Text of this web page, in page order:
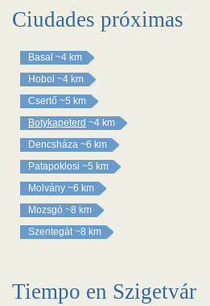
Ciudades próximas
Basal ~4 km
Hobol ~4 km
Csertő ~5 km
Botykapeterd ~4 km
Dencsháza ~6 km
Patapoklosi ~5 km
Molvány ~6 km
Mozsgó ~8 km
Szentegát ~8 km
Tiempo en Szigetvár